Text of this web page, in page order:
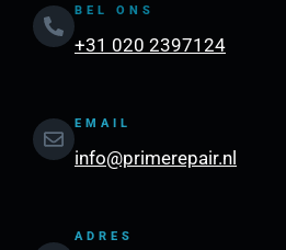
BEL ONS
+31 020 2397124
EMAIL
info@primerepair.nl
ADRES